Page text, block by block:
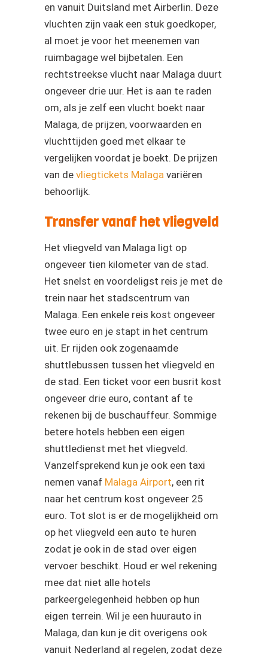
en vanuit Duitsland met Airberlin. Deze
vluchten zijn vaak een stuk goedkoper,
al moet je voor het meenemen van
ruimbagage wel bijbetalen. Een
rechtstreekse vlucht naar Malaga duurt
ongeveer drie uur. Het is aan te raden
om, als je zelf een vlucht boekt naar
Malaga, de prijzen, voorwaarden en
vluchttijden goed met elkaar te
vergelijken voordat je boekt. De prijzen
van de vliegtickets Malaga variëren
behoorlijk.
Transfer vanaf het vliegveld
Het vliegveld van Malaga ligt op
ongeveer tien kilometer van de stad.
Het snelst en voordeligst reis je met de
trein naar het stadscentrum van
Malaga. Een enkele reis kost ongeveer
twee euro en je stapt in het centrum
uit. Er rijden ook zogenaamde
shuttlebussen tussen het vliegveld en
de stad. Een ticket voor een busrit kost
ongeveer drie euro, contant af te
rekenen bij de buschauffeur. Sommige
betere hotels hebben een eigen
shuttledienst met het vliegveld.
Vanzelfsprekend kun je ook een taxi
nemen vanaf Malaga Airport, een rit
naar het centrum kost ongeveer 25
euro. Tot slot is er de mogelijkheid om
op het vliegveld een auto te huren
zodat je ook in de stad over eigen
vervoer beschikt. Houd er wel rekening
mee dat niet alle hotels
parkeergelegenheid hebben op hun
eigen terrein. Wil je een huurauto in
Malaga, dan kun je dit overigens ook
vanuit Nederland al regelen, zodat deze